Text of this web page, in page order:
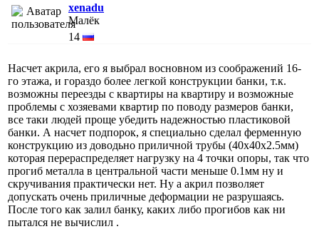
xenadu
Малёк
14
Насчет акрила, его я выбрал восновном из соображений 16-
го этажа, и гораздо более легкой конструкции банки, т.к.
возможны переезды с квартиры на квартиру и возможные
проблемы с хозяевами квартир по поводу размеров банки,
все таки людей проще убедить надежностью пластиковой
банки. А насчет подпорок, я специально сделал ферменную
конструкцию из доводьно приличной трубы (40х40х2.5мм)
которая перераспределяет нагрузку на 4 точки опоры, так что
прогиб металла в центральной части меньше 0.1мм ну и
скручивания практически нет. Ну а акрил позволяет
допускать очень приличные деформации не разрушаясь.
После того как залил банку, каких либо прогибов как ни
пытался не вычислил .